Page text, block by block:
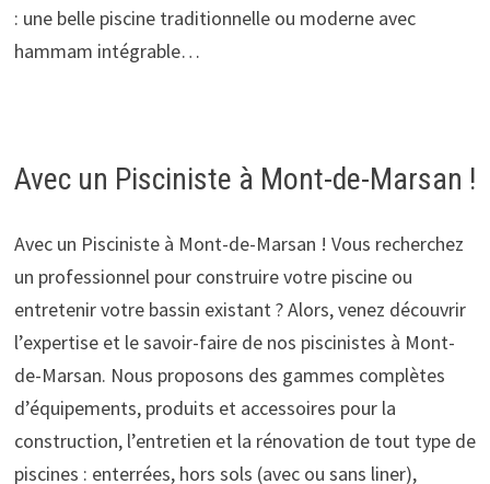
: une belle piscine traditionnelle ou moderne avec
hammam intégrable…
Avec un Pisciniste à Mont-de-Marsan !
Avec un Pisciniste à Mont-de-Marsan ! Vous recherchez
un professionnel pour construire votre piscine ou
entretenir votre bassin existant ? Alors, venez découvrir
l’expertise et le savoir-faire de nos piscinistes à Mont-
de-Marsan. Nous proposons des gammes complètes
d’équipements, produits et accessoires pour la
construction, l’entretien et la rénovation de tout type de
piscines : enterrées, hors sols (avec ou sans liner),